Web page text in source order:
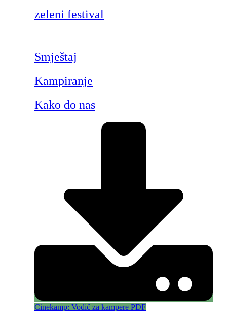
zeleni festival
Smještaj
Kampiranje
Kako do nas
Cinekamp: Vodič za kampere PDF